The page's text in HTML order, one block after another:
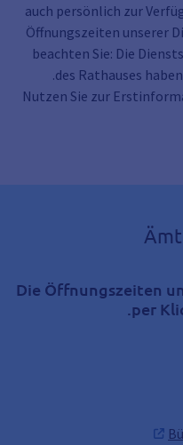
auch persönlich zur
Öffnungszeiten unserer
beachten Sie: Die
des Rathauses
Nutzen Sie zur
Die Öffnungszeiten
per